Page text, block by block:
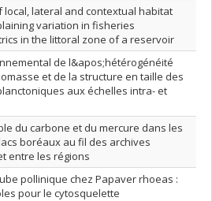
local, lateral and contextual habitat
variation in fisheries
in the littoral zone of a reservoir
de l&apos;hétérogénéité
et de la structure en taille des
aux échelles intra- et
du carbone et du mercure dans les
boréaux au fil des archives
entre les régions
pollinique chez Papaver rhoeas :
pour le cytosquelette